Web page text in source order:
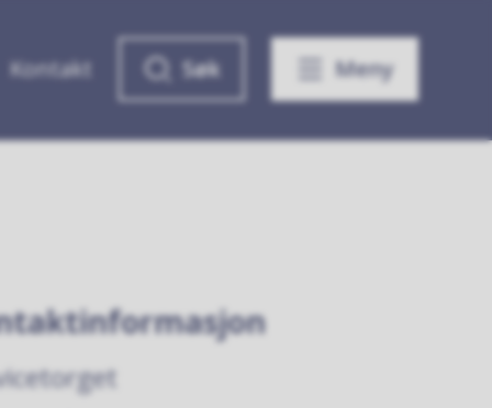
Kontakt Søk Meny